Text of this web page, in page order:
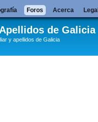
de Galicia
y apellidos de Galicia
Foros Acerca Legal